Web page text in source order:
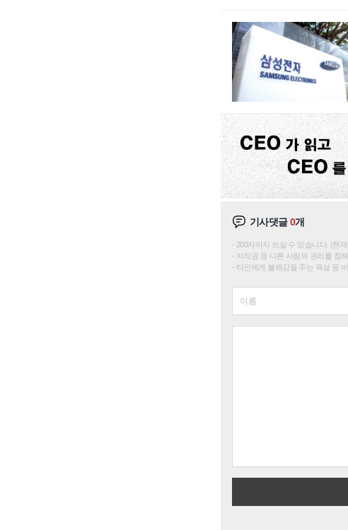
기사댓글0개
200자까지 쓰실 수 있습니다. (현
저작권 등 다른 사람의 권리를 침
타인에게 불쾌감을 주는 욕설 등